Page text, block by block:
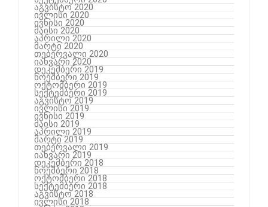
აგვისტო 2020
ივლისი 2020
ივნისი 2020
მაისი 2020
აპრილი 2020
მარტი 2020
თებერვალი 2020
იანვარი 2020
დეკემბერი 2019
ნოემბერი 2019
ოქტომბერი 2019
სექტემბერი 2019
აგვისტო 2019
ივლისი 2019
ივნისი 2019
მაისი 2019
აპრილი 2019
მარტი 2019
თებერვალი 2019
იანვარი 2019
დეკემბერი 2018
ნოემბერი 2018
ოქტომბერი 2018
სექტემბერი 2018
აგვისტო 2018
ივლისი 2018